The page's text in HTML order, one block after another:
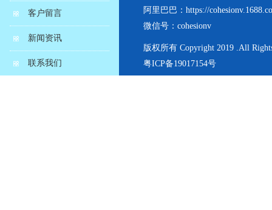
客户留言
新闻资讯
联系我们
阿里巴巴：https://
微信号：cohesionv
版权所有 Copyright 2019 .All
粤ICP备19017154号